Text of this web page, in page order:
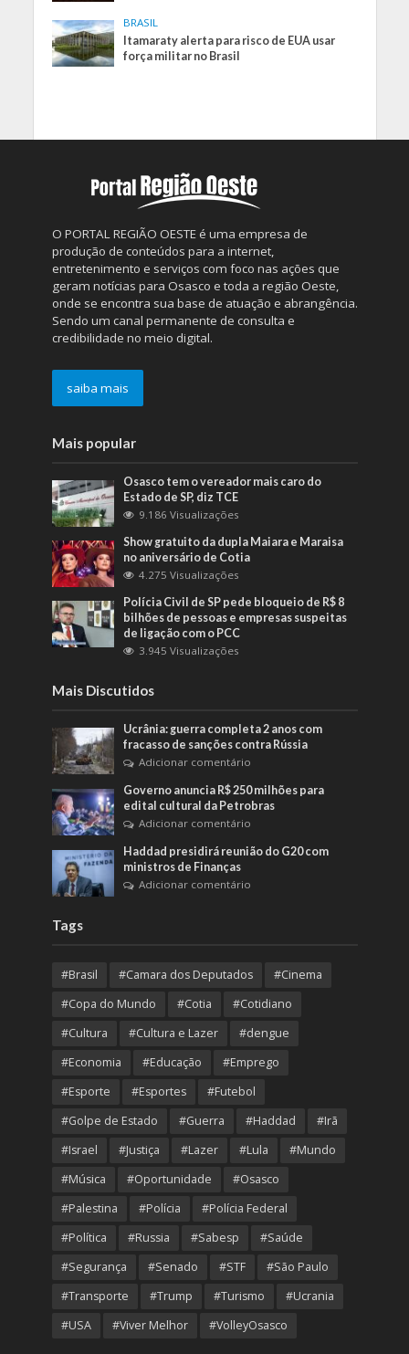
BRASIL
Itamaraty alerta para risco de EUA usar
força militar no Brasil
O PORTAL REGIÃO OESTE é uma empresa de
produção de conteúdos para a internet,
entretenimento e serviços com foco nas ações que
geram notícias para Osasco e toda a região Oeste,
onde se encontra sua base de atuação e abrangência.
Sendo um canal permanente de consulta e
credibilidade no meio digital.
saiba mais
Mais popular
Osasco tem o vereador mais caro do
Estado de SP, diz TCE
9.186 Visualizações
Show gratuito da dupla Maiara e Maraisa
no aniversário de Cotia
4.275 Visualizações
Polícia Civil de SP pede bloqueio de R$ 8
bilhões de pessoas e empresas suspeitas
de ligação com o PCC
3.945 Visualizações
Mais Discutidos
Ucrânia: guerra completa 2 anos com
fracasso de sanções contra Rússia
Adicionar comentário
Governo anuncia R$ 250 milhões para
edital cultural da Petrobras
Adicionar comentário
Haddad presidirá reunião do G20 com
ministros de Finanças
Adicionar comentário
Tags
#Brasil #Camara dos Deputados
#Cinema
#Copa do Mundo
#Cotia
#Cotidiano
#Cultura
#Cultura e Lazer
#dengue
#Economia
#Educação
#Emprego
#Esporte
#Esportes
#Futebol
#Golpe de Estado
#Guerra #Haddad
#Irã
#Israel
#Justiça #Lazer #Lula
#Mundo
#Música
#Oportunidade
#Osasco
#Palestina
#Polícia
#Polícia Federal
#Política
#Russia #Sabesp
#Saúde
#Segurança
#Senado #STF
#São Paulo
#Transporte
#Trump #Turismo
#Ucrania
#USA
#Viver Melhor #VolleyOsasco